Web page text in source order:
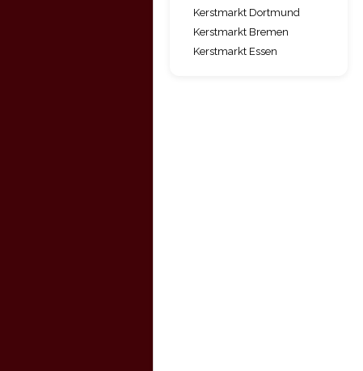
Kerstmarkt Dortmund
Kerstmarkt Bremen
Kerstmarkt Essen